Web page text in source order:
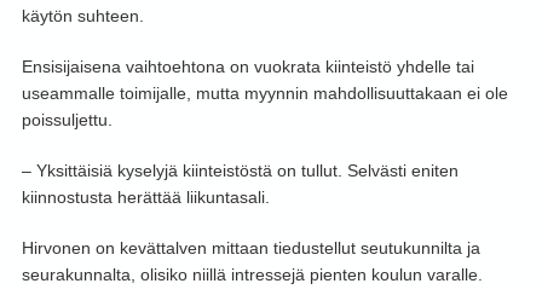
käytön suhteen.
Ensisijaisena vaihtoehtona on vuokrata kiinteistö yhdelle tai
useammalle toimijalle, mutta myynnin mahdollisuuttakaan ei ole
poissuljettu.
– Yksittäisiä kyselyjä kiinteistöstä on tullut. Selvästi eniten
kiinnostusta herättää liikuntasali.
Hirvonen on kevättalven mittaan tiedustellut seutukunnilta ja
seurakunnalta, olisiko niillä intressejä pienten koulun varalle.